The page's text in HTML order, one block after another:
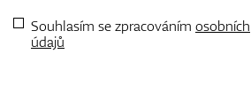
Souhlasím se zpracováním osobních
údajů